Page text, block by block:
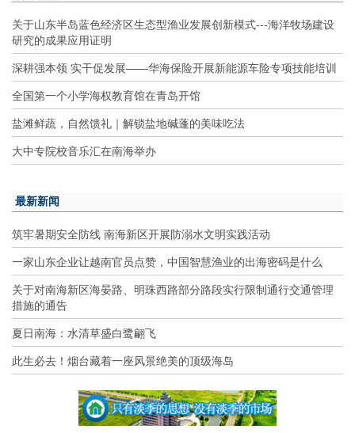
关于山东半岛蓝色经济区生态型渔业发展创新模式---海洋牧场建设
研究的成果应用证明
深耕强本领 实干促发展——华海保险开展新能源车险专项技能培训
全国第一个小学海权教育馆在青岛开馆
盐滩鲜蔬，自然馈礼｜解锁盐地碱蓬的美味吃法
大中专院校音乐汇在南海举办
最新新闻
筑牢暑期安全防线 南海新区开展防溺水文明实践活动
一家山东企业让越南官员点赞，中国智慧渔业的出海密码是什么
关于对南海新区海晏路、明珠西路部分路段实行限制通行交通管理
措施的通告
夏日南海：水清草盛白鹭翩飞
此生必去！烟台藏着一座风景绝美的顶级海岛